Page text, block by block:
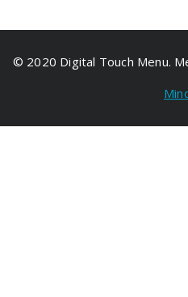
© 2020 Digital Touch Menu.